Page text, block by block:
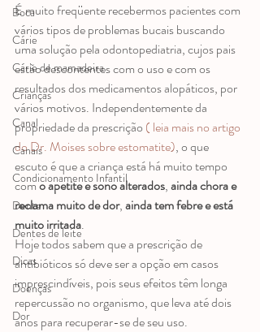
Boca
Cárie
Cárie de mamadeira
Crianças
Canal
Canais
Condicionamento Infantil
Dente
Dentes de leite
Dicas
Doenças
Dor
É muito freqüente recebermos pacientes com
vários tipos de problemas bucais buscando
uma solução pela odontopediatria, cujos pais
estão descontentes com o uso e com os
resultados dos medicamentos alopáticos, por
vários motivos. Independentemente da
propriedade da prescrição ( leia mais no artigo
do Dr. Moises sobre estomatite), o que
escuto é que a criança está há muito tempo
com o apetite e sono alterados, ainda chora e
reclama muito de dor, ainda tem febre e está
muito irritada.
Hoje todos sabem que a prescrição de
antibióticos só deve ser a opção em casos
imprescindíveis, pois seus efeitos têm longa
repercussão no organismo, que leva até dois
anos para recuperar-se de seu uso.